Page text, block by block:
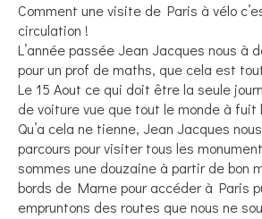
Comment une visite de Paris à vélo
circulation !
L’année passée Jean Jacques nous à
pour un prof de maths, que cela est
Le 15 Aout ce qui doit être la seule
de voiture vue que tout le monde à fuit
Qu’a cela ne tienne, Jean Jacques
parcours pour visiter tous les
sommes une douzaine à partir de bon
bords de Marne pour accéder à Paris
empruntons des routes que nous ne